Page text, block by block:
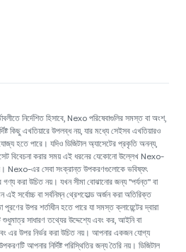
নির্দেশিত হিসাবে, Nexo পরিষেবাগুলির সমস্ত বা অংশ,
কিছু এখতিয়ারে উপলব্ধ নয়, যার মধ্যে সেইসব এখতিয়ারও
হতে পারে। যদিও ডিজিটাল অ্যাসেটের প্রকৃতি অনন্য,
বিবেচনা করার সময় এই ধরনের যেকোনো উল্লেখ Nexo-
Nexo-এর সেবা সংক্রান্ত উপকরণগুলোকে ভবিষ্যৎ
গণ্য করা উচিত নয়। যখন সীমা বোঝানোর জন্য "পর্যন্ত" বা
সর্বোচ্চ বা সর্বনিম্ন থ্রেশহোল্ড অর্জন করা অতিরিক্ত
পূরণের উপর শর্তাধীন হতে পারে যা সমস্ত ক্লায়েন্টের দ্বারা
সাধারণ তথ্যের উদ্দেশ্যে এবং কর, আইনি বা
এবং এর উপর নির্ভর করা উচিত নয়। আপনার একজন যোগ্য
আপনার নির্দিষ্ট পরিস্থিতির জন্য তৈরি নয়। ডিজিটাল